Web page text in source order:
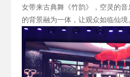
女带来古典舞《竹韵》，空灵的
的背景融为一体，让观众如临仙境